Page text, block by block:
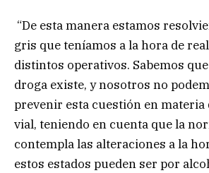
“De esta manera estamos
gris que teníamos a la hora de
distintos operativos. Sabemos
droga existe, y nosotros no
prevenir esta cuestión en materia
vial, teniendo en cuenta que la
contempla las alteraciones a la
estos estados pueden ser por